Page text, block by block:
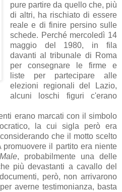
pure partire da quello che, più
di altri, ha rischiato di essere
reale e di finire persino sulle
schede. Perché mercoledì 14
maggio del 1980, in fila
davanti al tribunale di Roma
per consegnare le firme e
liste per partecipare alle
elezioni regionali del Lazio,
alcuni loschi figuri c'erano
erano marcati con il simbolo
la cui sigla però era
che il motto scelto
il partito era niente
Male, probabilmente una delle
più devastanti a cavallo del
però, non arrivarono
averne testimonianza, basta